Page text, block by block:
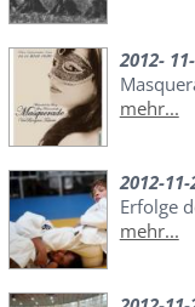
2012-
mehr...
2012-11-
Erfolge
mehr...